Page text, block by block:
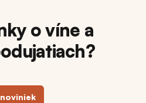
o víne a